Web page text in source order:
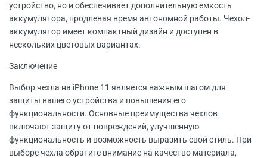
устройство, но и обеспечивает дополнительную емкость
аккумулятора, продлевая время автономной работы. Чехол-
аккумулятор имеет компактный дизайн и доступен в
нескольких цветовых вариантах.
Заключение
Выбор чехла на iPhone 11 является важным шагом для
защиты вашего устройства и повышения его
функциональности. Основные преимущества чехлов
включают защиту от повреждений, улучшенную
функциональность и возможность выразить свой стиль. При
выборе чехла обратите внимание на качество материала,